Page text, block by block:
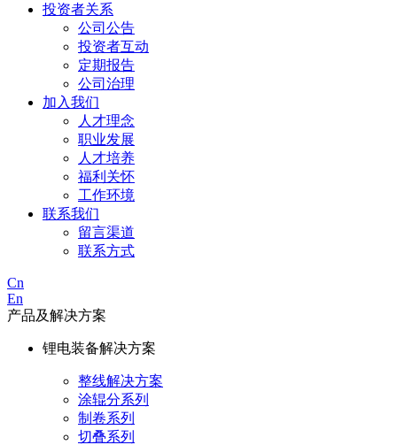
投资者关系
公司公告
投资者互动
定期报告
公司治理
加入我们
人才理念
职业发展
人才培养
福利关怀
工作环境
联系我们
留言渠道
联系方式
Cn
En
产品及解决方案
锂电装备解决方案
整线解决方案
涂辊分系列
制卷系列
切叠系列